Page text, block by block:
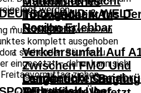
Innovationen Aus
Region Erlebbar
Landgericht
Tötungsdelikt In
Nordhorn
Osnabrücker Beim
DEUTSCHLAND & WELT
Verkehrsunfall Auf
Zwischen FMO Und
Lengerich –
werden.
muss möglicherweise ein
komplett ausgehoben
stehenden Bäume zu
eingesetzt – daher kann sich
ziehen.